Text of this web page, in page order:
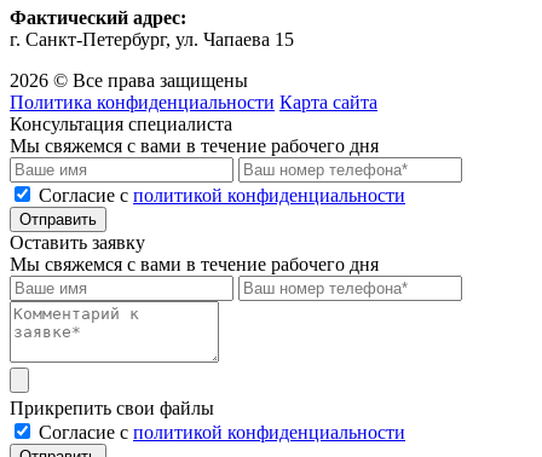
Фактический адрес:
г. Санкт-Петербург, ул. Чапаева 15
2026 © Все права защищены
Политика конфиденциальности Карта сайта
Консультация специалиста
Мы свяжемся с вами в течение рабочего дня
Cогласие с политикой конфиденциальности
Отправить
Оставить заявку
Мы свяжемся с вами в течение рабочего дня
Прикрепить свои файлы
Cогласие с политикой конфиденциальности